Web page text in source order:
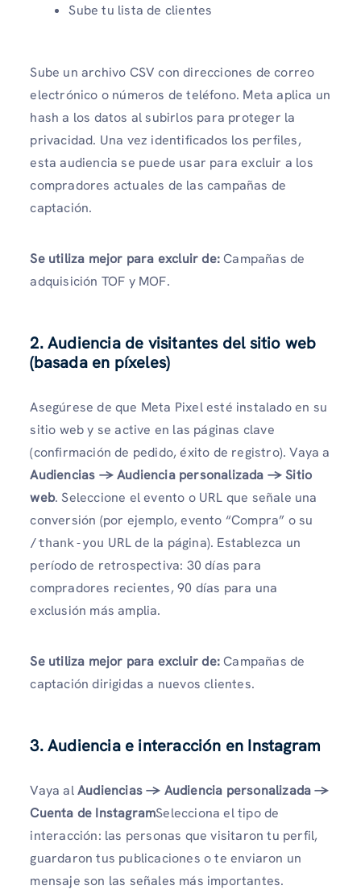
Sube tu lista de clientes
Sube un archivo CSV con direcciones de correo
electrónico o números de teléfono. Meta aplica un
hash a los datos al subirlos para proteger la
privacidad. Una vez identificados los perfiles,
esta audiencia se puede usar para excluir a los
compradores actuales de las campañas de
captación.
Se utiliza mejor para excluir de:Campañas de
adquisición TOF y MOF.
2. Audiencia de visitantes del sitio web
(basada en píxeles)
Asegúrese de que Meta Pixel esté instalado en su
sitio web y se active en las páginas clave
(confirmación de pedido, éxito de registro). Vaya a
Audiencias → Audiencia personalizada → Sitio
web. Seleccione el evento o URL que señale una
conversión (por ejemplo, evento “Compra” o su
/thank-you URL de la página). Establezca un
período de retrospectiva: 30 días para
compradores recientes, 90 días para una
exclusión más amplia.
Se utiliza mejor para excluir de:Campañas de
captación dirigidas a nuevos clientes.
3. Audiencia e interacción en Instagram
Vaya alAudiencias → Audiencia personalizada →
Cuenta de InstagramSelecciona el tipo de
interacción: las personas que visitaron tu perfil,
guardaron tus publicaciones o te enviaron un
mensaje son las señales más importantes.